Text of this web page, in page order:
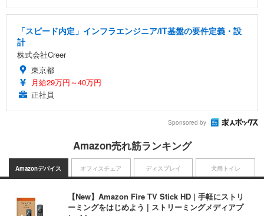
「スピード内定」インフラエンジニア/IT基盤の要件定義・設
計
株式会社Creer
東京都
月給29万円～40万円
正社員
Sponsored by
Amazon売れ筋ランキング
Amazonデバイス
【New】Amazon Fire TV Stick HD | 手軽にストリ
ーミングをはじめよう | ストリーミングメディアプ
オフィスチェア ディスプレイ 犬用トイレ